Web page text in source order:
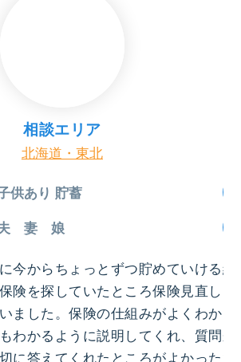
相談エリア
北海道・東北
供あり 貯蓄
妻 娘
今からちょっとずつ貯めていける
険を探していたところ保険見直し
ました。保険の仕組みがよくわか
わかるように説明してくれ、質問
に答えてくれたところがよかった
結
来